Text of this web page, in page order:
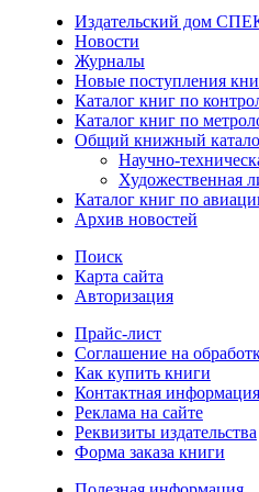
Издательский дом
Новости
Журналы
Новые поступления
Каталог книг по
Каталог книг по
Общий книжный
Научно-
Художественная
Каталог книг по
Архив новостей
Поиск
Карта сайта
Авторизация
Прайс-лист
Соглашение на
Как купить книги
Контактная информация
Реклама на сайте
Реквизиты издательства
Форма заказа книги